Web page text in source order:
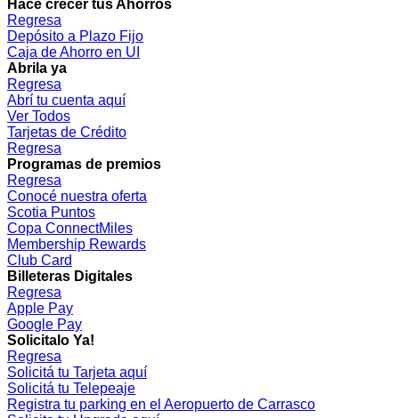
Hacé crecer tus Ahorros
Regresa
Depósito a Plazo Fijo
Caja de Ahorro en UI
Abrila ya
Regresa
Abrí tu cuenta aquí
Ver Todos
Tarjetas de Crédito
Regresa
Programas de premios
Regresa
Conocé nuestra oferta
Scotia Puntos
Copa ConnectMiles
Membership Rewards
Club Card
Billeteras Digitales
Regresa
Apple Pay
Google Pay
Solicitalo Ya!
Regresa
Solicitá tu Tarjeta aquí
Solicitá tu Telepeaje
Registra tu parking en el Aeropuerto de Carrasco